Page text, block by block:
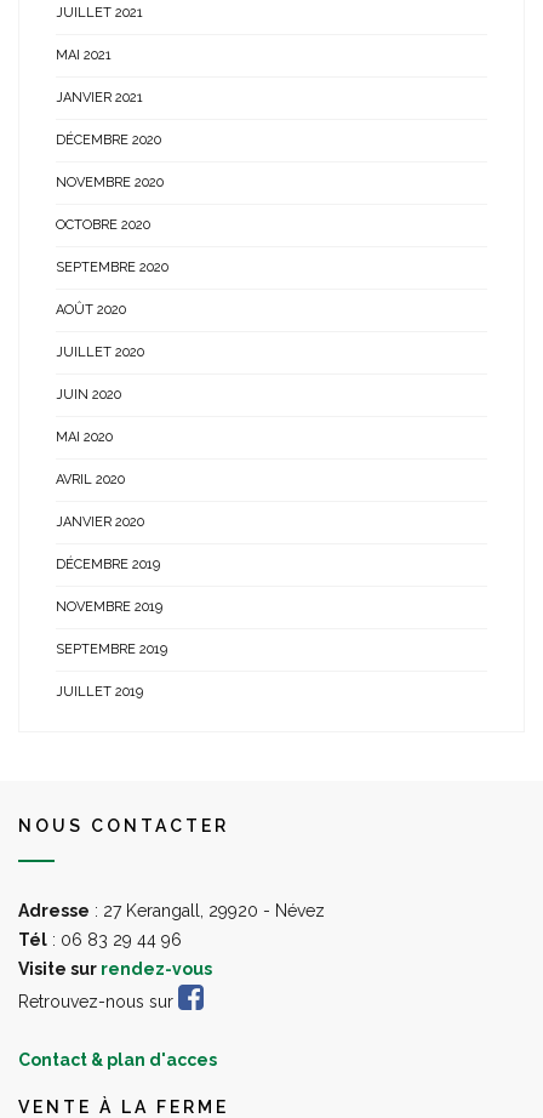
JUILLET 2021
MAI 2021
JANVIER 2021
DÉCEMBRE 2020
NOVEMBRE 2020
OCTOBRE 2020
SEPTEMBRE 2020
AOÛT 2020
JUILLET 2020
JUIN 2020
MAI 2020
AVRIL 2020
JANVIER 2020
DÉCEMBRE 2019
NOVEMBRE 2019
SEPTEMBRE 2019
JUILLET 2019
NOUS CONTACTER
Adresse : 27 Kerangall, 29920 - Névez
Tél : 06 83 29 44 96
Visite sur rendez-vous
Retrouvez-nous sur
Contact & plan d'acces
VENTE À LA FERME